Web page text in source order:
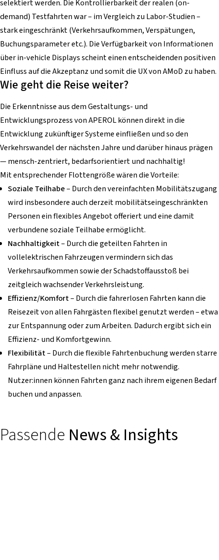
selektiert werden. Die Kontrollierbarkeit der realen (on-
demand) Testfahrten war – im Vergleich zu Labor-Studien –
stark eingeschränkt (Verkehrsaufkommen, Verspätungen,
Buchungsparameter etc.). Die Verfügbarkeit von Informationen
über in-vehicle Displays scheint einen entscheidenden positiven
Einfluss auf die Akzeptanz und somit die UX von AMoD zu haben.
Wie geht die Reise weiter?
Die Erkenntnisse aus dem Gestaltungs- und
Entwicklungsprozess von APEROL können direkt in die
Entwicklung zukünftiger Systeme einfließen und so den
Verkehrswandel der nächsten Jahre und darüber hinaus prägen
— mensch-zentriert, bedarfsorientiert und nachhaltig!
Mit entsprechender Flottengröße wären die Vorteile:
Soziale Teilhabe– Durch den vereinfachten Mobilitätszugang
wird insbesondere auch derzeit mobilitätseingeschränkten
Personen ein flexibles Angebot offeriert und eine damit
verbundene soziale Teilhabe ermöglicht.
Nachhaltigkeit– Durch die geteilten Fahrten in
vollelektrischen Fahrzeugen vermindern sich das
Verkehrsaufkommen sowie der Schadstoffausstoß bei
zeitgleich wachsender Verkehrsleistung.
Effizienz/Komfort– Durch die fahrerlosen Fahrten kann die
Reisezeit von allen Fahrgästen flexibel genutzt werden – etwa
zur Entspannung oder zum Arbeiten. Dadurch ergibt sich ein
Effizienz- und Komfortgewinn.
Flexibilität– Durch die flexible Fahrtenbuchung werden starre
Fahrpläne und Haltestellen nicht mehr notwendig.
Nutzer:innen können Fahrten ganz nach ihrem eigenen Bedarf
buchen und anpassen.
Passende News & Insights